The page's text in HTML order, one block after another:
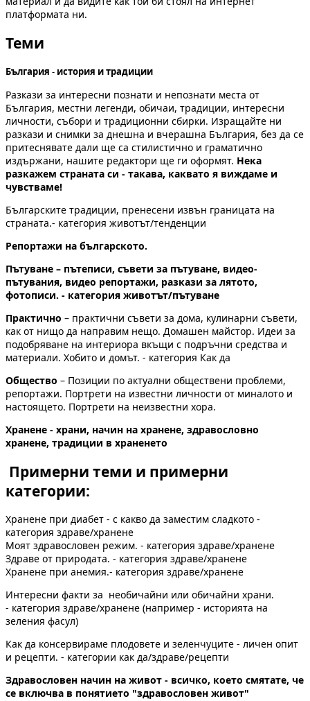
платформата ни.
Теми
България - история и традиции
Разкази за интересни познати и непознати места от
България, местни легенди, обичаи, традиции, интересни
личности, събори и традиционни сбирки. Изращайте ни
разкази и снимки за днешна и вчерашна България, без да се
притеснявате дали ще са стилистично и граматично
издържани, нашите редактори ще ги оформят. Нека
разкажем страната си - такава, каквато я виждаме и
чувстваме!
Българските традиции, пренесени извън границата на
страната.- категория животът/тенденции
Репортажи на българското.
Пътуване – пътеписи, съвети за пътуване, видео-
пътувания, видео репортажи, разкази за лятото,
фотописи. - категория животът/пътуване
Практично – практични съвети за дома, кулинарни съвети,
как от нищо да направим нещо. Домашен майстор. Идеи за
подобряване на интериора вкъщи с подръчни средства и
материали. Хобито и домът. - категория Как да
Общество – Позиции по актуални обществени проблеми,
репортажи. Портрети на известни личности от миналото и
настоящето. Портрети на неизвестни хора.
Хранене - храни, начин на хранене, здравословно
хранене, традиции в храненето
Примерни теми и примерни
категории:
Хранене при диабет - с какво да заместим сладкото -
категория здраве/хранене
Моят здравословен режим. - категория здраве/хранене
Здраве от природата. - категория здраве/хранене
Хранене при анемия.- категория здраве/хранене
Интересни факти за необичайни или обичайни храни.
- категория здраве/хранене (например - историята на
зеления фасул)
Как да консервираме плодовете и зеленчуците - личен опит
и рецепти. - категории как да/здраве/рецепти
Здравословен начин на живот - всичко, което смятате, че
се включва в понятието "здравословен живот"